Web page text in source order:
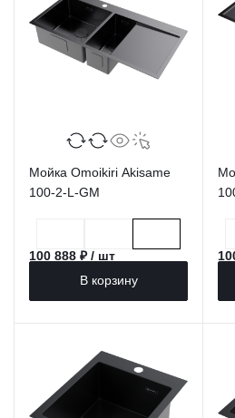
Мойка Omoikiri Akisame
100-2-L-GM
100 888 ₽ / шт
В корзину